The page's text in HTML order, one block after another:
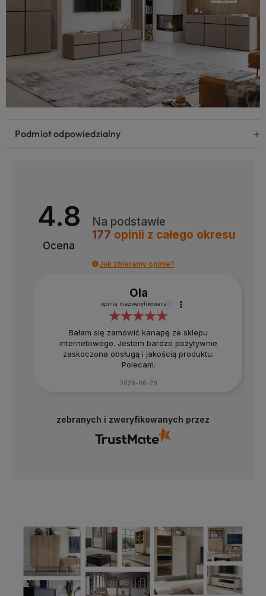
Podmiot odpowiedzialny
4.8
Ocena
Na podstawie
177 opinii z całego okresu
Jak zbieramy opinie?
Ola
opinia niezweryfikowana
Bałam się zamówić kanapę ze sklepu
internetowego. Jestem bardzo pozytywnie
zaskoczona obsługą i jakością produktu.
Polecam.
2026-06-29
zebranych i zweryfikowanych przez